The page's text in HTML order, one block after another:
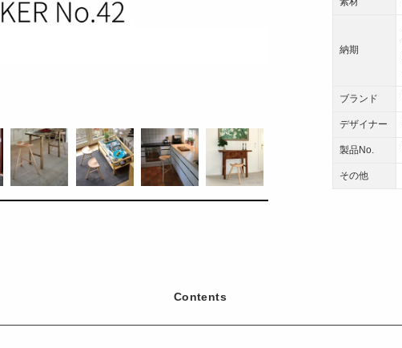
納期
ブランド
デザイナー
製品No.
その他
Contents